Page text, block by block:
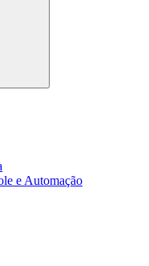
e Automação